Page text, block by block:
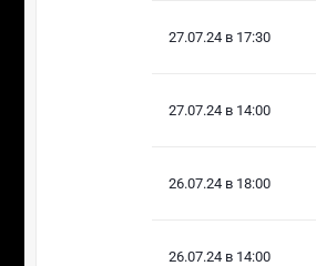
27.07.24 в 17:30
27.07.24 в 14:00
26.07.24 в 18:00
26.07.24 в 14:00